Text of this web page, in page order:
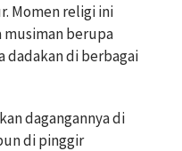
Momen religi ini
berupa
dadakan di berbagai
dagangannya di
di pinggir